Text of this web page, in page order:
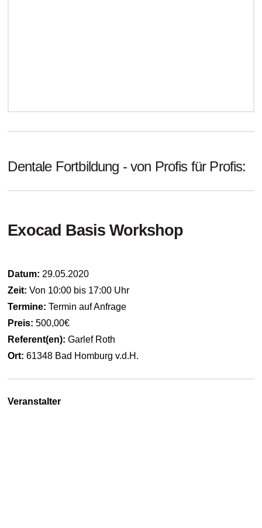
Dentale Fortbildung - von Profis für Profis:
Exocad Basis Workshop
Datum: 29.05.2020
Zeit: Von 10:00 bis 17:00 Uhr
Termine: Termin auf Anfrage
Preis: 500,00€
Referent(en):Garlef Roth
Ort:61348 Bad Homburg v.d.H.
Veranstalter